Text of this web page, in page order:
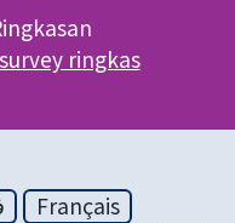
ringkas
Français